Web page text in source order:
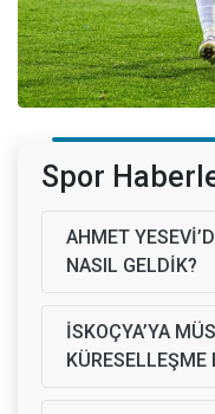
Spor
AHMET
NASIL GELDİK?
İSKOÇYA’YA
KÜRESELLEŞME